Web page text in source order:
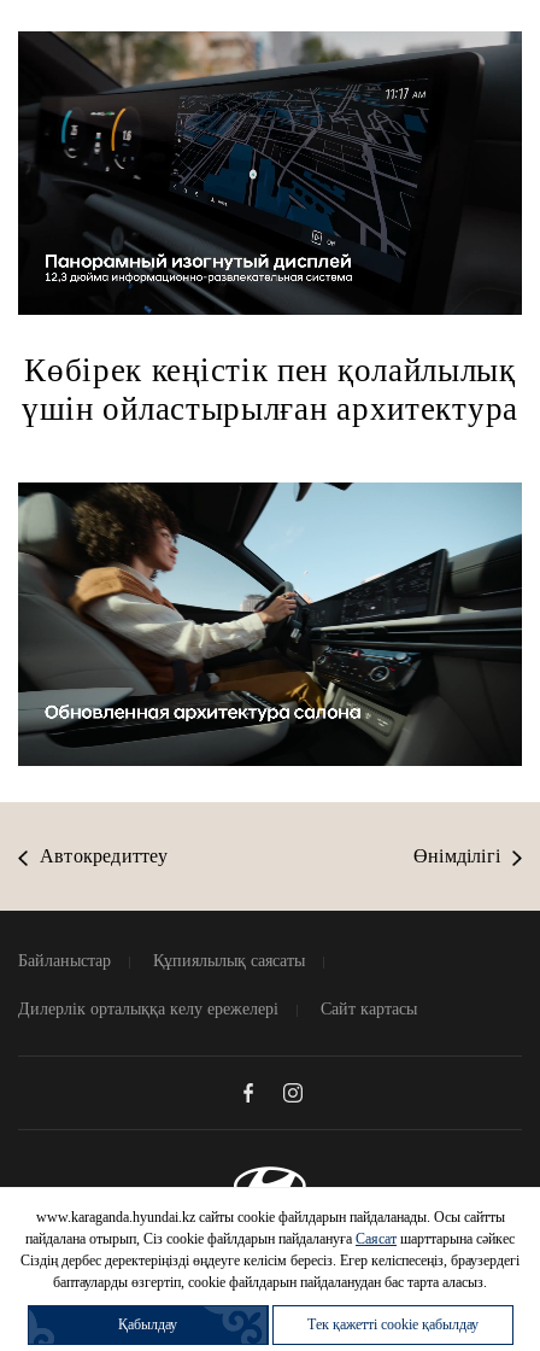
Көбірек кеңістік пен қолайлылық
үшін ойластырылған архитектура
Автокредиттеу Өнімділігі
Байланыстар Құпиялылық саясаты
Дилерлік орталыққа келу ережелері Сайт картасы
© 2026 Hyundai Motor Company
www.karaganda.hyundai.kz сайты cookie файлдарын пайдаланады. Осы сайтты
пайдалана отырып, Сіз cookie файлдарын пайдалануға Саясат шарттарына сәйкес
Сіздің дербес деректеріңізді өңдеуге келісім бересіз. Егер келіспесеңіз, браузердегі
баптауларды өзгертіп, cookie файлдарын пайдаланудан бас тарта аласыз.
Қабылдау Тек қажетті cookie қабылдау
Автомобильді
сату
Жүрілген
автомобиль сатып
Автомобильді
айырбастау
Несиеге сатып
алу
АВТОМОБИЛЬДЕРІНЕ
ТИІМДІ ШАРТТАР
Шарттарды білу